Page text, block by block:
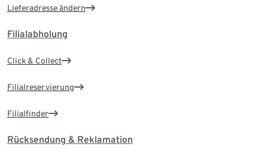
Lieferadresse ändern
Filialabholung
Click & Collect
Filialreservierung
Filialfinder
Rücksendung & Reklamation